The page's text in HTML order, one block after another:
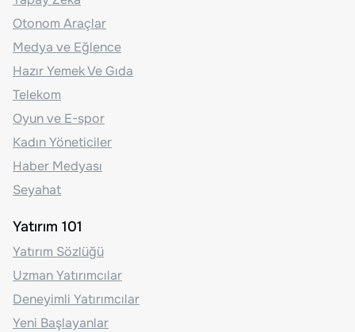
Otonom Araçlar
Medya ve Eğlence
Hazır Yemek Ve Gıda
Telekom
Oyun ve E-spor
Kadın Yöneticiler
Haber Medyası
Seyahat
Yatırım 101
Yatırım Sözlüğü
Uzman Yatırımcılar
Deneyimli Yatırımcılar
Yeni Başlayanlar